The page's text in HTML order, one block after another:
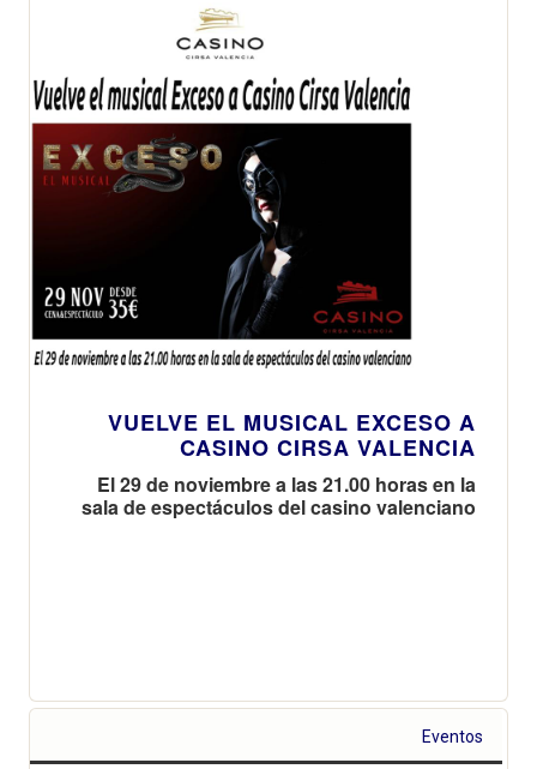
VUELVE EL MUSICAL EXCESO A
CASINO CIRSA VALENCIA
El 29 de noviembre a las 21.00 horas en la
sala de espectáculos del casino valenciano
Eventos